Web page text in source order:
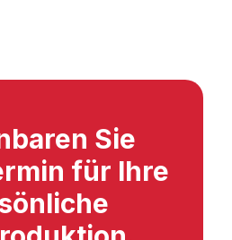
Sie
für Ihre